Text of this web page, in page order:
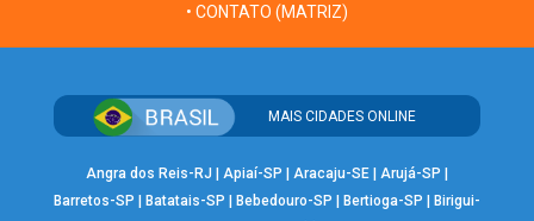
• CONTATO (MATRIZ)
MAIS CIDADES ONLINE
Angra dos Reis-RJ Apiaí-SP Aracaju-SE| Arujá-SP
Barretos-SP
Batatais-SP Bebedouro-SP Bertioga-SP
Birigui-